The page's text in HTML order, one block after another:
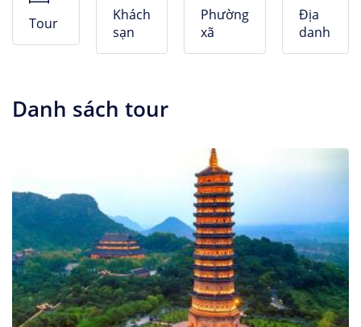
Căn hộ dịch vụ
Tour
Khách
sạn
Phường
xã
Địa
danh
Danh sách tour